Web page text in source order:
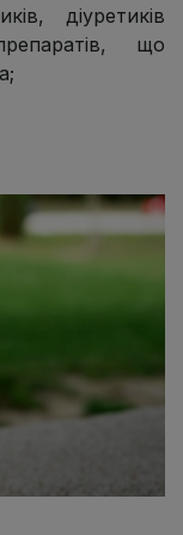
діуретиків
що